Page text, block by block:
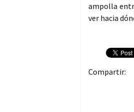
ampolla
ver hacia
Compartir: